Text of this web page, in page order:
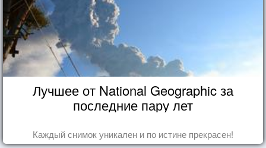
Лучшее от National Geographic за
последние пару лет
Каждый снимок уникален и по истине прекрасен!